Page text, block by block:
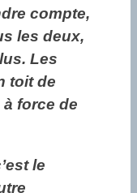
compte,
les deux,
Les
toit de
force de
le